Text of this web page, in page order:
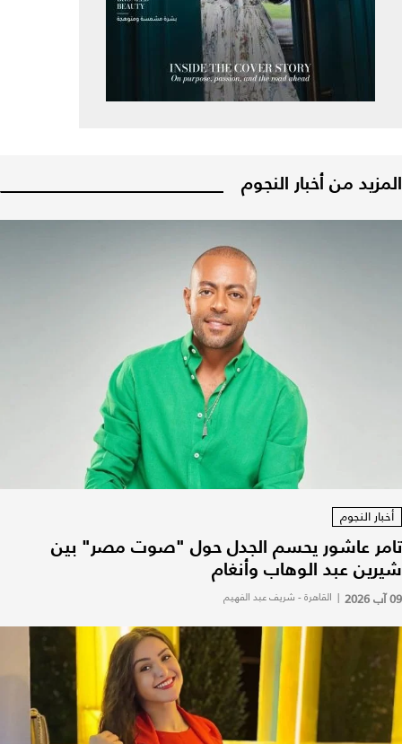
المزيد من أخبار النجوم
أخبار النجوم
تامر عاشور يحسم الجدل حول "صوت مصر" بين
شيرين عبد الوهاب وأنغام
09 آب 2026 | القاهرة - شريف عبد الفهيم